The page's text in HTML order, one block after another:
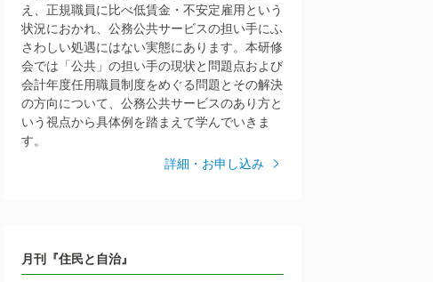
え、正規職員に比べ低賃金・不安定雇用という
状況におかれ、公務公共サービスの担い手にふ
さわしい処遇にはない実態にあります。本研修
会では「公共」の担い手の現状と問題点および
会計年度任用職員制度をめぐる問題とその解決
の方向について、公務公共サービスのあり方と
いう視点から具体例を踏まえて学んでいきま
す。
詳細・お申し込み
月刊『住民と自治』